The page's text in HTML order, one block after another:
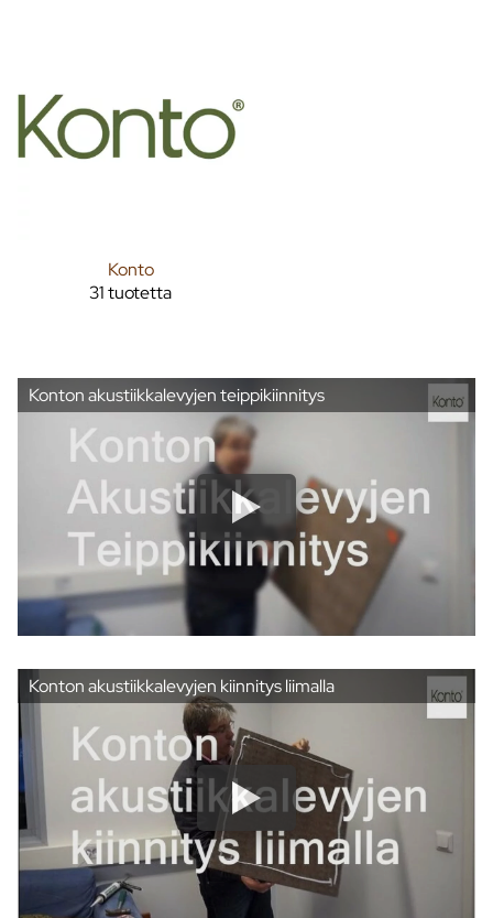
Konto
31 tuotetta
Konton akustiikkalevyjen teippikiinnitys
Konton akustiikkalevyjen kiinnitys liimalla